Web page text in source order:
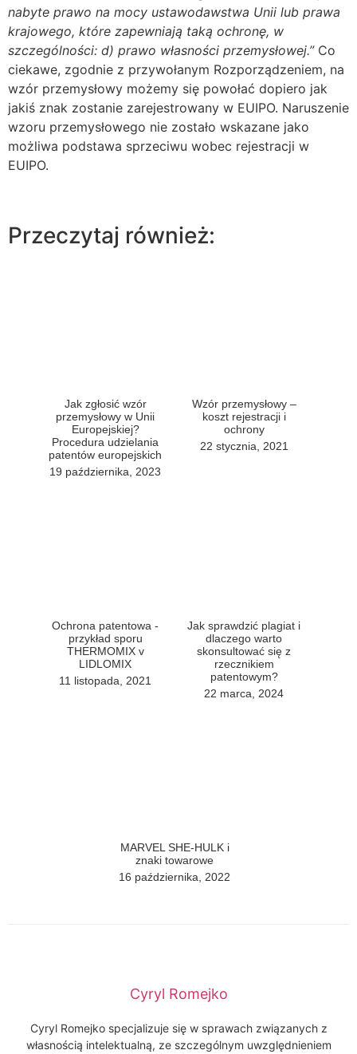
nabyte prawo na mocy ustawodawstwa Unii lub prawa
krajowego, które zapewniają taką ochronę, w
szczególności: d) prawo własności przemysłowej.” Co
ciekawe, zgodnie z przywołanym Rozporządzeniem, na
wzór przemysłowy możemy się powołać dopiero jak
jakiś znak zostanie zarejestrowany w EUIPO. Naruszenie
wzoru przemysłowego nie zostało wskazane jako
możliwa podstawa sprzeciwu wobec rejestracji w
EUIPO.
Przeczytaj również:
Jak zgłosić wzór
przemysłowy w Unii
Europejskiej?
Procedura udzielania
patentów europejskich
19 października, 2023
Wzór przemysłowy –
koszt rejestracji i
ochrony
22 stycznia, 2021
Ochrona patentowa -
przykład sporu
THERMOMIX v
LIDLOMIX
11 listopada, 2021
Jak sprawdzić plagiat i
dlaczego warto
skonsultować się z
rzecznikiem
patentowym?
22 marca, 2024
MARVEL SHE-HULK i
znaki towarowe
16 października, 2022
Cyryl Romejko
Cyryl Romejko specjalizuje się w sprawach związanych z
własnością intelektualną, ze szczególnym uwzględnieniem